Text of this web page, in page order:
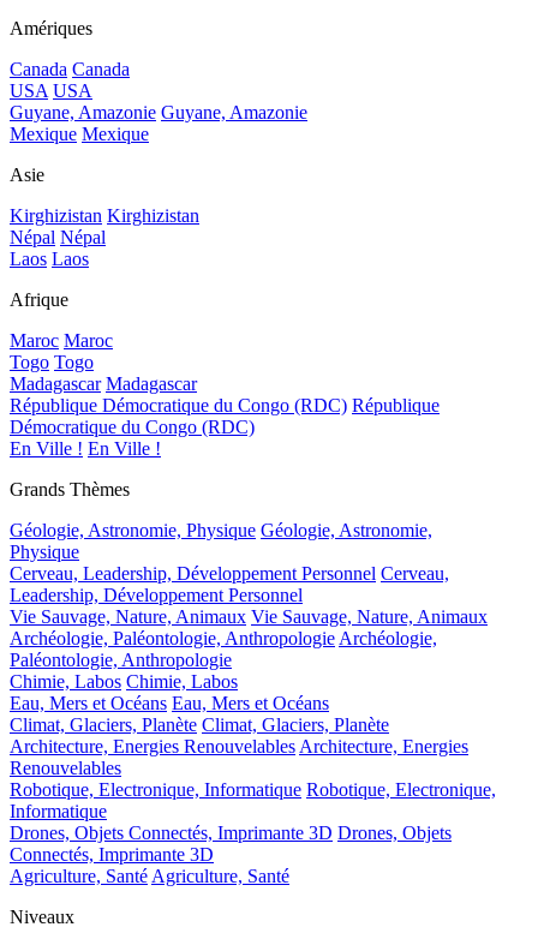
Amériques
Canada Canada
USA USA
Guyane, Amazonie Guyane, Amazonie
Mexique Mexique
Asie
Kirghizistan Kirghizistan
Népal Népal
Laos Laos
Afrique
Maroc Maroc
Togo Togo
Madagascar Madagascar
République Démocratique du Congo (RDC) République
Démocratique du Congo (RDC)
En Ville ! En Ville !
Grands Thèmes
Géologie, Astronomie, Physique Géologie, Astronomie,
Physique
Cerveau, Leadership, Développement Personnel Cerveau,
Leadership, Développement Personnel
Vie Sauvage, Nature, Animaux Vie Sauvage, Nature, Animaux
Archéologie, Paléontologie, AnthropologieArchéologie,
Paléontologie, Anthropologie
Chimie, Labos Chimie, Labos
Eau, Mers et Océans Eau, Mers et Océans
Climat, Glaciers, Planète Climat, Glaciers, Planète
Architecture, Energies RenouvelablesArchitecture, Energies
Renouvelables
Robotique, Electronique, Informatique Robotique, Electronique,
Informatique
Drones, Objets Connectés, Imprimante 3D Drones, Objets
Connectés, Imprimante 3D
Agriculture, SantéAgriculture, Santé
Niveaux